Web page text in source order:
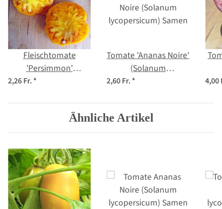
Fleischtomate
'Persimmon'
(Solanum
2,26 Fr.*
Tomate 'Ananas Noire'
(Solanum
lycopersicum) Samen
2,60 Fr.* 4,00
Ähnliche Artikel